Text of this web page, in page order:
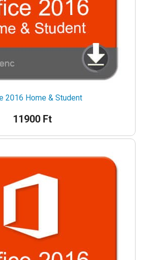
2016 Home & Student
11900 Ft